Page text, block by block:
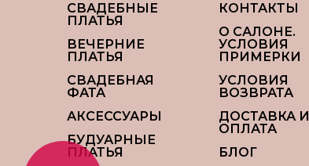
СВАДЕБНЫЕ
ПЛАТЬЯ
ВЕЧЕРНИЕ
ПЛАТЬЯ
СВАДЕБНАЯ
ФАТА
АКСЕССУАРЫ
БУДУАРНЫЕ
ПЛАТЬЯ
КОНТАКТЫ
О САЛОНЕ.
УСЛОВИЯ
ПРИМЕРКИ
УСЛОВИЯ
ВОЗВРАТА
ДОСТАВКА И
ОПЛАТА
БЛОГ